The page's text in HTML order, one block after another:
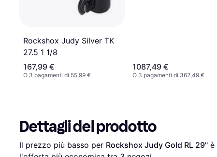
Rockshox Judy Silver TK
27.5 1 1/8
167,99 €
O 3 pagamenti di 55,99 €
1087,49 €
O 3 pagamenti di 362,49 €
Dettagli del prodotto
Il prezzo più basso per Rockshox Judy Gold RL 29" è